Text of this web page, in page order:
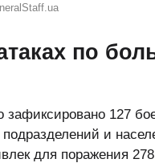
по
зафиксировано 127
и
для поражения